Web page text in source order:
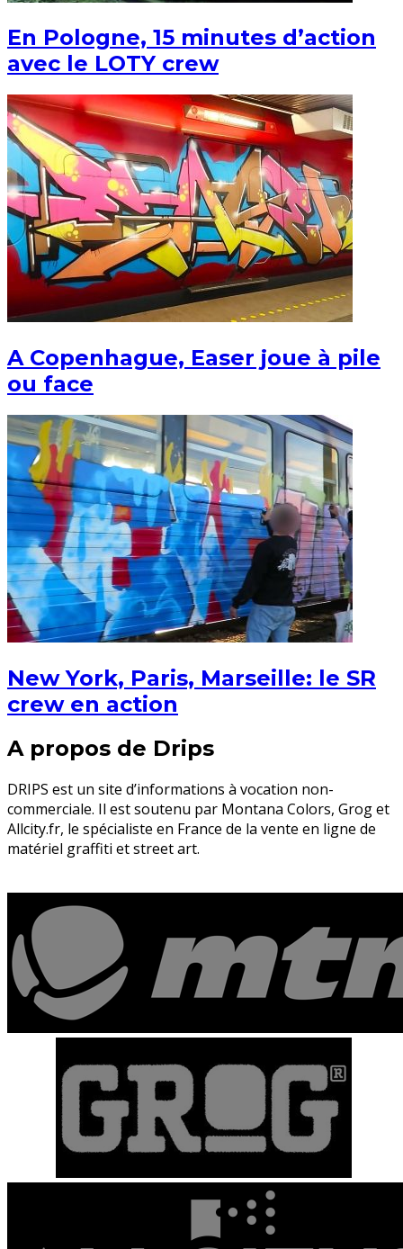
En Pologne, 15 minutes d’action
avec le LOTY crew
A Copenhague, Easer joue à pile
ou face
New York, Paris, Marseille: le SR
crew en action
A propos de Drips
DRIPS est un site d’informations à vocation non-
commerciale. Il est soutenu par Montana Colors, Grog et
Allcity.fr, le spécialiste en France de la vente en ligne de
matériel graffiti et street art.